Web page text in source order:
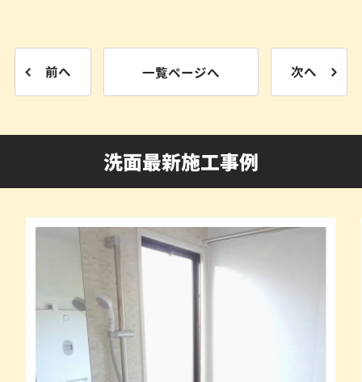
前へ 一覧ページへ 次へ
洗面最新施工事例